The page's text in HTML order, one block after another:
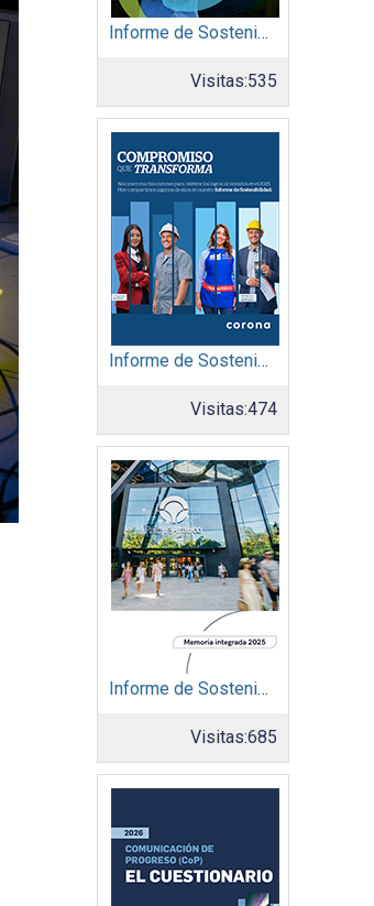
Informe de Sostenibilidad 2025: Afinia filial del Grupo EPM
Visitas:535
Informe de Sostenibilidad 2025: Organización Corona
Visitas:474
Informe de Sostenibilidad 2025: Parque Arauco
Visitas:685